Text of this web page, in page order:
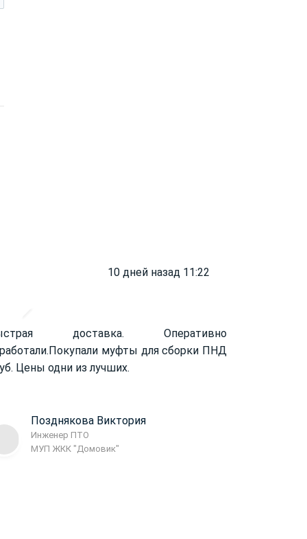
10 дней назад 11:22
доставка. Оперативно
Покупали муфты для сборки ПНД
Цены одни из лучших.
Позднякова Виктория
Инженер ПТО
МУП ЖКК "Домовик"